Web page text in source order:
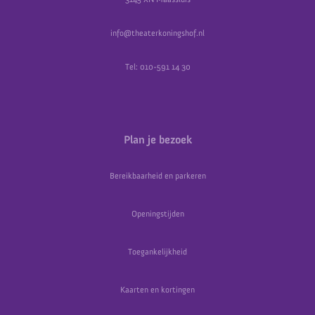
info@theaterkoningshof.nl
Tel: 010-591 14 30
Plan je bezoek
Bereikbaarheid en parkeren
Openingstijden
Toegankelijkheid
Kaarten en kortingen